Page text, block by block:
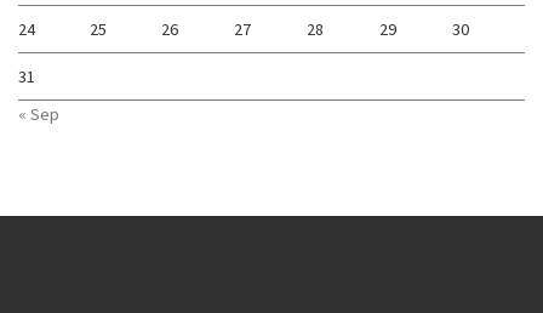
24 25 26 27 28 29 30
31
« Sep